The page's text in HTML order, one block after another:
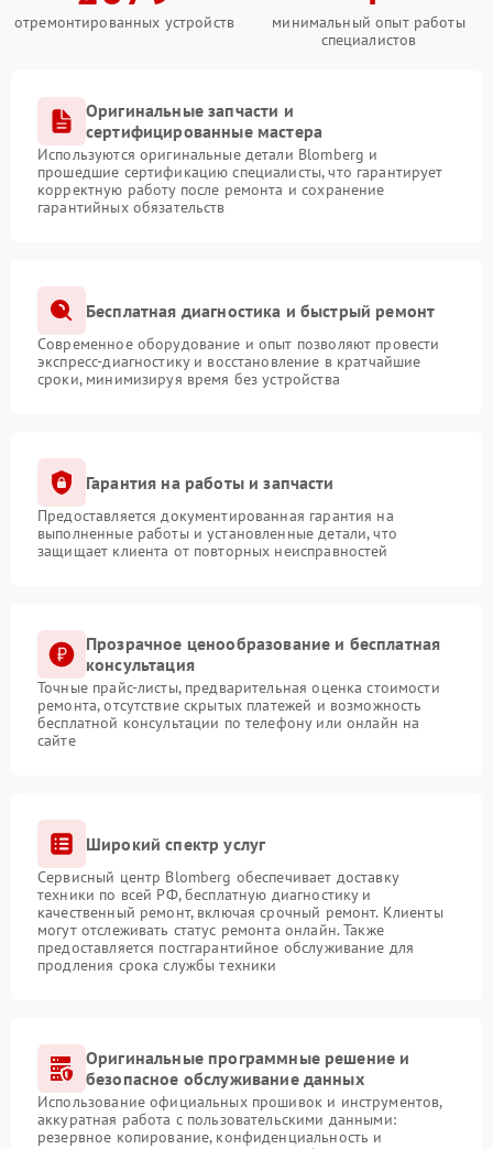
отремонтированных устройств
минимальный опыт работы
специалистов
Оригинальные запчасти и
сертифицированные мастера
Используются оригинальные детали Blomberg и
прошедшие сертификацию специалисты, что гарантирует
корректную работу после ремонта и сохранение
гарантийных обязательств
Бесплатная диагностика и быстрый ремонт
Современное оборудование и опыт позволяют провести
экспресс-диагностику и восстановление в кратчайшие
сроки, минимизируя время без устройства
Гарантия на работы и запчасти
Предоставляется документированная гарантия на
выполненные работы и установленные детали, что
защищает клиента от повторных неисправностей
Прозрачное ценообразование и бесплатная
консультация
Точные прайс-листы, предварительная оценка стоимости
ремонта, отсутствие скрытых платежей и возможность
бесплатной консультации по телефону или онлайн на
сайте
Широкий спектр услуг
Сервисный центр Blomberg обеспечивает доставку
техники по всей РФ, бесплатную диагностику и
качественный ремонт, включая срочный ремонт. Клиенты
могут отслеживать статус ремонта онлайн. Также
предоставляется постгарантийное обслуживание для
продления срока службы техники
Оригинальные программные решение и
безопасное обслуживание данных
Использование официальных прошивок и инструментов,
аккуратная работа с пользовательскими данными:
резервное копирование, конфиденциальность и